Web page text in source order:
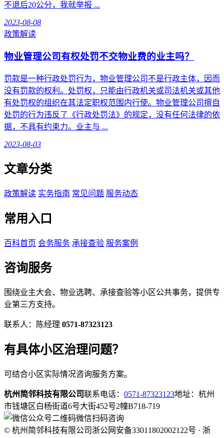
不退后20公分，我就举报 ...
2023-08-08
政策解读
物业管理公司有权处罚不交物业费的业主吗？
罚款是一种行政处罚行为，物业管理公司不是行政主体，因而
没有罚款的权利。处罚权，只能由行政机关或司法机关或其他
有处罚权的组织在其法定职权范围内行使。物业管理公司擅自
处罚的行为违反了《行政处罚法》的规定，没有任何法律的依
据，不具有约束力。业主与 ...
2023-08-03
文章分类
政策解读 实务指南 常见问题 服务动态
常用入口
百科首页 会务服务 承接查验 服务案例
咨询服务
围绕业主大会、物业选聘、承接查验等小区公共事务，提供专
业第三方支持。
联系人：陈经理 0571-87323123
有具体小区治理问题？
可结合小区实际情况咨询服务方案。
杭州简邻科技有限公司联系电话： 0571-87323123地址：杭州
市钱塘区白杨街道6号大街452号2幢B718-719
微信扫码咨询
© 杭州简邻科技有限公司 浙公网安备33011802002122号 · 浙